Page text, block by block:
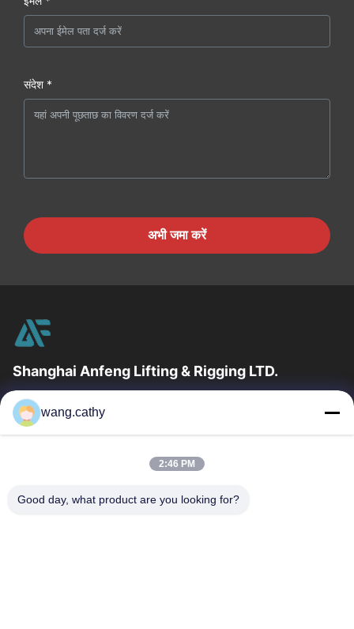
संदेश *
अभी जमा करें
Shanghai Anfeng Lifting & Rigging LTD.
उद्योग में 20 वर्षों के अनुभव के साथ, हम अपने ग्राहकों को प्रीमियम लिफ्टिंग और
हेराफेरी उत्पादों और कस्टम-डिज़ाइन किए गए लिफ्टिंग समाधान प्रदान...
त्वरित लिंक
उत्पादों
वीडियो
हमारे बारे में
wang.cathy
2:46 PM
Good day, what product are you looking for?